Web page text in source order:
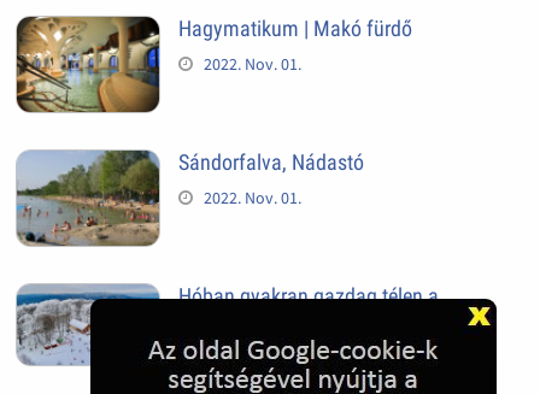
Hagymatikum | Makó fürdő
2022. Nov. 01.
Sándorfalva, Nádastó
2022. Nov. 01.
Hóban gyakran gazdag télen a
2022. Nov. 01.